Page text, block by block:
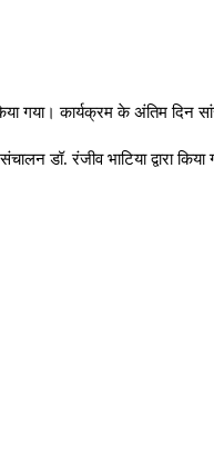
कार्यक्रम के अंतिम दिन
रंजीव भाटिया द्वारा